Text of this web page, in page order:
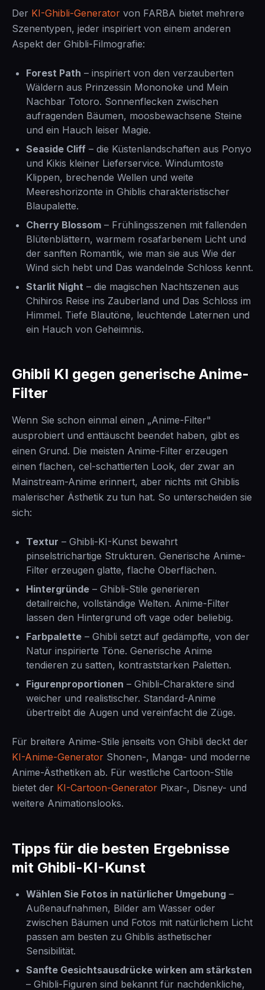
Der KI-Ghibli-Generator von FARBA bietet mehrere
Szenentypen, jeder inspiriert von einem anderen
Aspekt der Ghibli-Filmografie:
Forest Path – inspiriert von den verzauberten
Wäldern aus Prinzessin Mononoke und Mein
Nachbar Totoro. Sonnenflecken zwischen
aufragenden Bäumen, moosbewachsene Steine
und ein Hauch leiser Magie.
Seaside Cliff – die Küstenlandschaften aus Ponyo
und Kikis kleiner Lieferservice. Windumtoste
Klippen, brechende Wellen und weite
Meereshorizonte in Ghiblis charakteristischer
Blaupalette.
Cherry Blossom – Frühlingsszenen mit fallenden
Blütenblättern, warmem rosafarbenem Licht und
der sanften Romantik, wie man sie aus Wie der
Wind sich hebt und Das wandelnde Schloss kennt.
Starlit Night – die magischen Nachtszenen aus
Chihiros Reise ins Zauberland und Das Schloss im
Himmel. Tiefe Blautöne, leuchtende Laternen und
ein Hauch von Geheimnis.
Ghibli KI gegen generische Anime-
Filter
Wenn Sie schon einmal einen „Anime-Filter"
ausprobiert und enttäuscht beendet haben, gibt es
einen Grund. Die meisten Anime-Filter erzeugen
einen flachen, cel-schattierten Look, der zwar an
Mainstream-Anime erinnert, aber nichts mit Ghiblis
malerischer Ästhetik zu tun hat. So unterscheiden sie
sich:
Textur – Ghibli-KI-Kunst bewahrt
pinselstrichartige Strukturen. Generische Anime-
Filter erzeugen glatte, flache Oberflächen.
Hintergründe – Ghibli-Stile generieren
detailreiche, vollständige Welten. Anime-Filter
lassen den Hintergrund oft vage oder beliebig.
Farbpalette – Ghibli setzt auf gedämpfte, von der
Natur inspirierte Töne. Generische Anime
tendieren zu satten, kontraststarken Paletten.
Figurenproportionen – Ghibli-Charaktere sind
weicher und realistischer. Standard-Anime
übertreibt die Augen und vereinfacht die Züge.
Für breitere Anime-Stile jenseits von Ghibli deckt der
KI-Anime-Generator Shonen-, Manga- und moderne
Anime-Ästhetiken ab. Für westliche Cartoon-Stile
bietet der KI-Cartoon-Generator Pixar-, Disney- und
weitere Animationslooks.
Tipps für die besten Ergebnisse
mit Ghibli-KI-Kunst
Wählen Sie Fotos in natürlicher Umgebung –
Außenaufnahmen, Bilder am Wasser oder
zwischen Bäumen und Fotos mit natürlichem Licht
passen am besten zu Ghiblis ästhetischer
Sensibilität.
Sanfte Gesichtsausdrücke wirken am stärksten
– Ghibli-Figuren sind bekannt für nachdenkliche,